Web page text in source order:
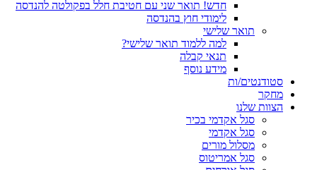
חדש! תואר שני עם חטיבת חלל בפקולטה להנדסה
לימודי חוץ בהנדסה
תואר שלישי
למה ללמוד תואר שלישי?
תנאי קבלה
מידע נוסף
סטודנטים/ות
מחקר
הצוות שלנו
סגל אקדמי בכיר
סגל אקדמי
מסלול מורים
סגל אמריטוס